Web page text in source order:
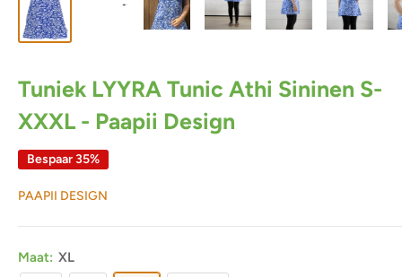
Tuniek LYYRA Tunic Athi Sininen S-
XXXL - Paapii Design
Bespaar 35%
PAAPII DESIGN
Maat: XL